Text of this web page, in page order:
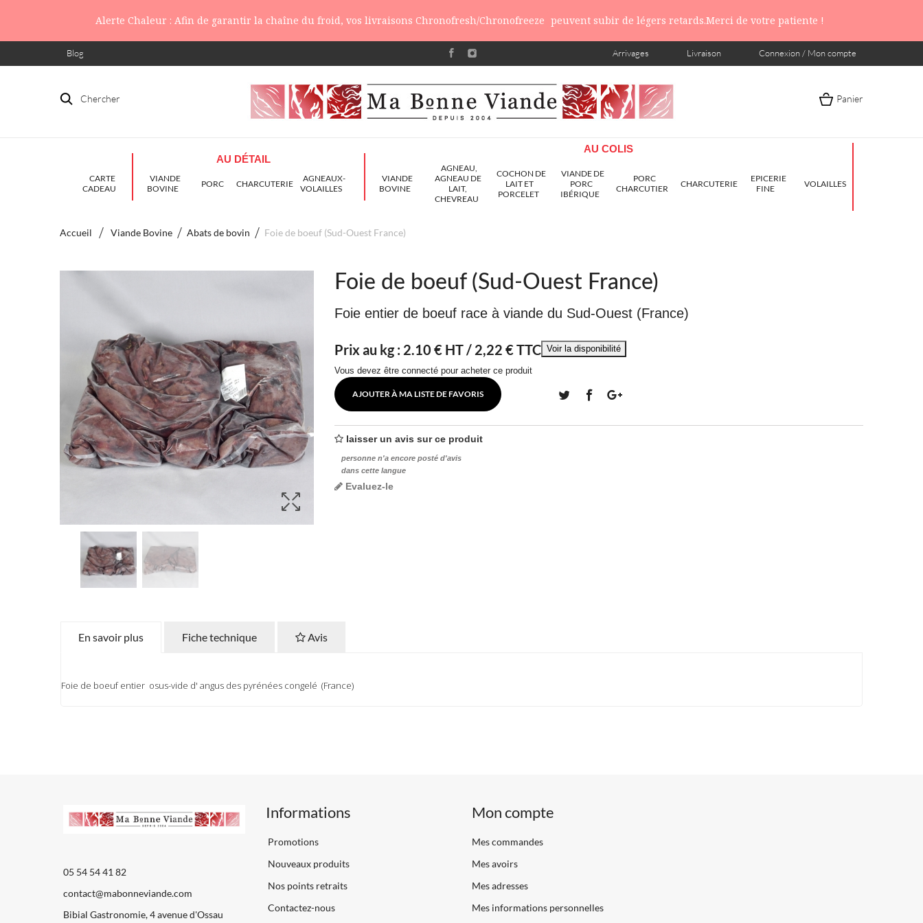
Alerte Chaleur : Afin de garantir la chaîne du froid, vos livraisons Chronofresh/Chronofreeze peuvent subir de légers retards.Merci de votre patiente !
Blog Connexion / Mon compte
Livraison
Arrivages
Chercher Panier
CARTE
CADEAU
AU DÉTAIL
VIANDE
BOVINE
PORC CHARCUTERIE
AGNEAUX-
VOLAILLES
AU COLIS
VIANDE
BOVINE
AGNEAU,
AGNEAU DE
LAIT,
CHEVREAU
COCHON DE
LAIT ET
PORCELET
VIANDE DE
PORC
IBÉRIQUE
PORC
CHARCUTIER
CHARCUTERIE
EPICERIE
FINE
VOLAILLES
Accueil Viande Bovine Abats de bovin Foie de boeuf (Sud-Ouest France)
Foie de boeuf (Sud-Ouest France)
Foie entier de boeuf race à viande du Sud-Ouest (France)
Prix au kg : 2.10 € HT / 2,22 € TTC
Vous devez être connecté pour acheter ce produit
AJOUTER À MA LISTE DE FAVORIS
laisser un avis sur ce produit
personne n'a encore posté d'avis
dans cette langue
Evaluez-le
En savoir plus Fiche technique Avis
Foie de boeuf entier osus-vide d' angus des pyrénées congelé (France)
05 54 54 41 82
contact@mabonneviande.com
Bibial Gastronomie, 4 avenue d'Ossau
Informations
Promotions
Nouveaux produits
Nos points retraits
Contactez-nous
Mon compte
Mes commandes
Mes avoirs
Mes adresses
Mes informations personnelles